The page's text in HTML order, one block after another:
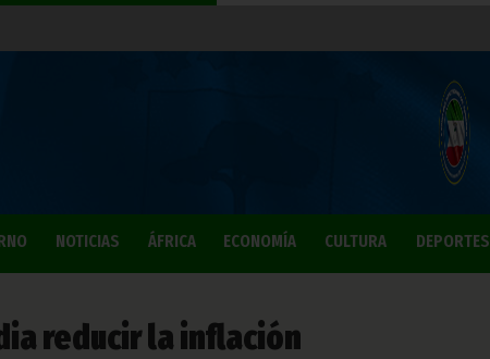
NOTICIAS ÁFRICA ECONOMÍA CULTURA DEPORTES
reducir la inflación